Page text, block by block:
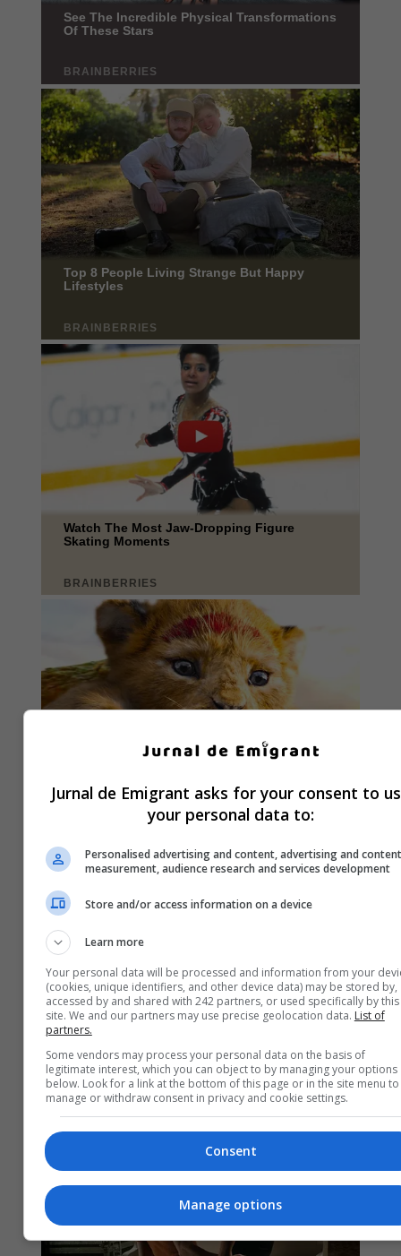
Jurnal de Emigrant asks for your consent to
your personal data to:
Personalised advertising and content, advertising and content
measurement, audience research and services development
Store and/or access information on a device
Learn more
Your personal data will be processed and information from your
(cookies, unique identifiers, and other device data) may be stored by,
accessed by and shared with 242 partners, or used specifically by this
site. We and our partners may use precise geolocation data. List of
partners.
Some vendors may process your personal data on the basis of
legitimate interest, which you can object to by managing your options
below. Look for a link at the bottom of this page or in the site menu to
manage or withdraw consent in privacy and cookie settings.
Consent
Manage options